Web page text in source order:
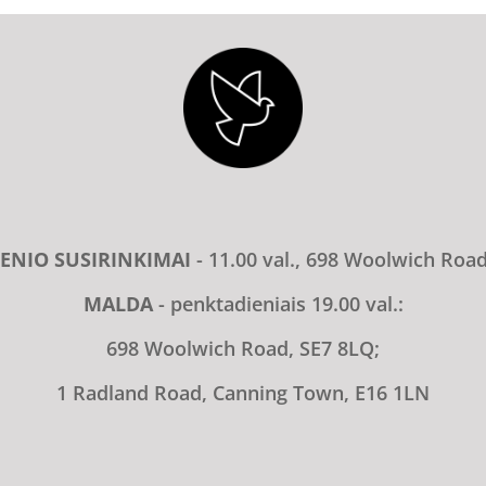
SUSIRINKIMAI - 11.00 val., 698 Woolwich
MALDA - penktadieniais 19.00 val.:
698 Woolwich Road, SE7 8LQ;
1 Radland Road, Canning Town, E16 1LN